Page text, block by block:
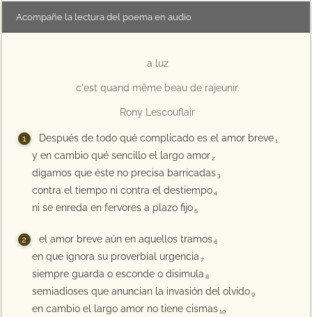
Acompañe la lectura del poema en audio
a luz
c'est quand même beau de rajeunir.
Rony Lescouflair
Después de todo qué complicado es el amor breve 1
y en cambio qué sencillo el largo amor 2
digamos que éste no precisa barricadas 3
contra el tiempo ni contra el destiempo 4
ni se enreda en fervores a plazo fijo 5
el amor breve aún en aquellos tramos 6
en que ignora su proverbial urgencia 7
siempre guarda o esconde o disimula 8
semiadioses que anuncian la invasión del olvido 9
en cambio el largo amor no tiene cismas 10